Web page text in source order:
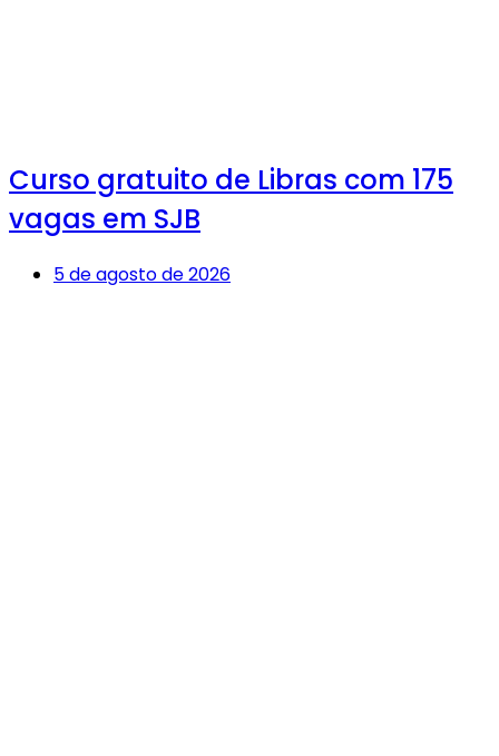
Curso gratuito de Libras com 175
vagas em SJB
5 de agosto de 2026